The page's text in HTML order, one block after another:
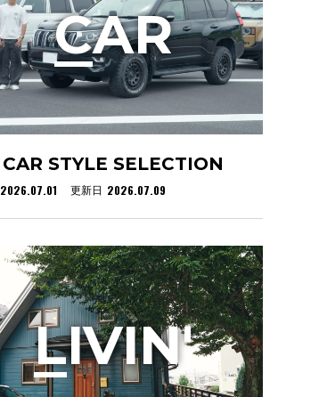
CAR STYLE SELECTION
2026.07.01 更新日 2026.07.09
CAR
LIVIN'